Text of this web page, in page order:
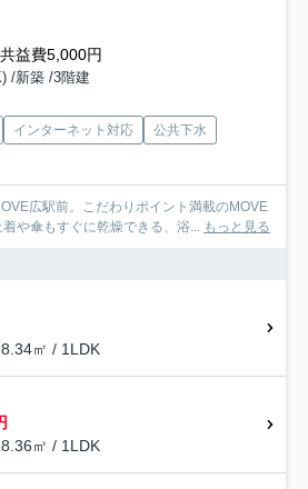
益費5,000円
/新築 /3階建
インターネット対応
公共下水
広駅前。こだわりポイント満載のMOVE
や傘もすぐに乾燥できる、浴... もっと見る
㎡ / 1LDK
㎡ / 1LDK